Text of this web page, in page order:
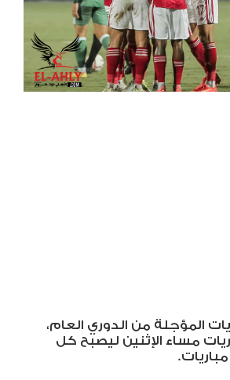
المؤجلة من الدوري العام،
3 مباريات مساء الإثنين ليصبح كل